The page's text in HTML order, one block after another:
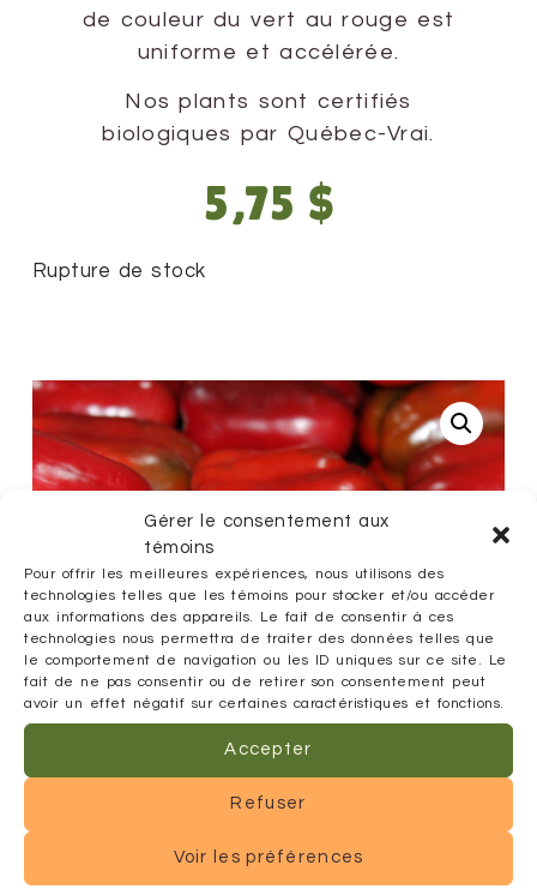
Gérer le consentement aux
témoins
Pour offrir les meilleures expériences, nous utilisons des
technologies telles que les témoins pour stocker et/ou accéder
aux informations des appareils. Le fait de consentir à ces
technologies nous permettra de traiter des données telles que
le comportement de navigation ou les ID uniques sur ce site. Le
fait de ne pas consentir ou de retirer son consentement peut
avoir un effet négatif sur certaines caractéristiques et fonctions.
Accepter
Refuser
Voir les préférences
de couleur du vert au rouge est
uniforme et accélérée.
Nos plants sont certifiés
biologiques par Québec-Vrai.
5,75 $
Rupture de stock